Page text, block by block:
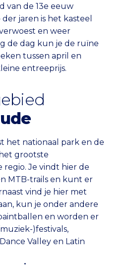
van de 13e eeuw
jaren is het kasteel
en weer
de dag kun je de ruïne
tussen april en
entreeprijs.
het nationaal park en de
grootste
regio. Je vindt hier de
MTB-trails en kunt er
vind je hier met
kun je onder andere
en worden er
)festivals,
Valley en Latin